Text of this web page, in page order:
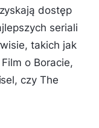
dostęp
seriali
takich jak
o Boracie,
czy The